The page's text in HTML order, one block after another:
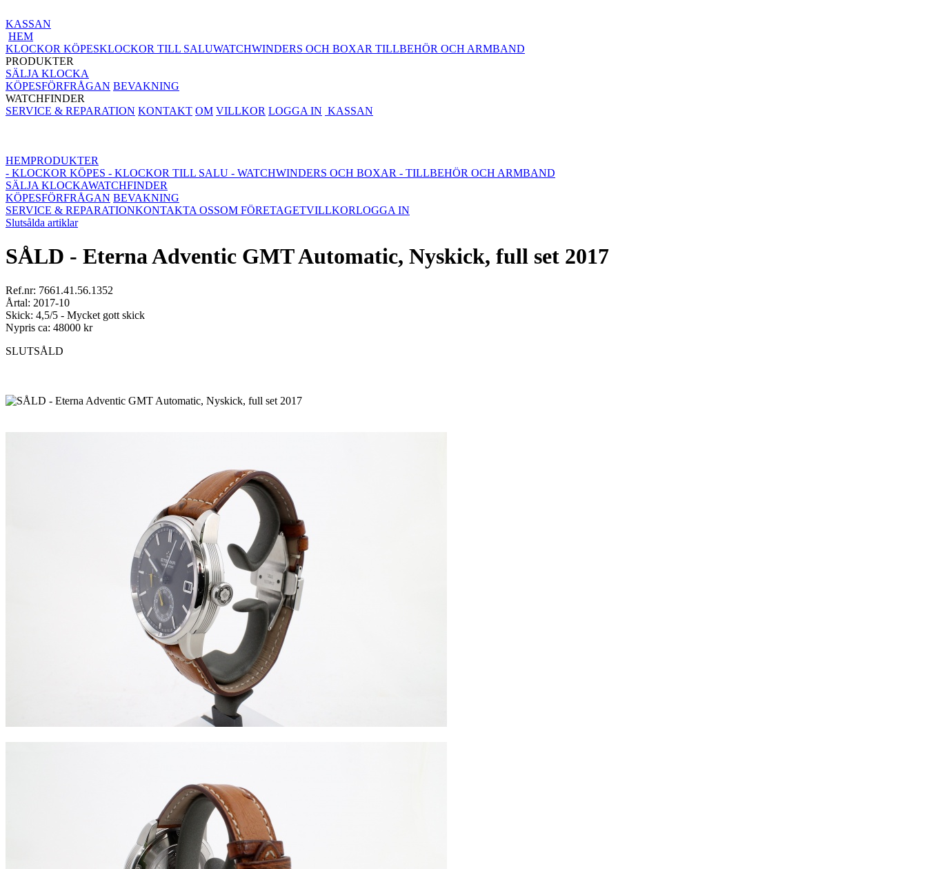
KASSAN
HEM
KLOCKOR KÖPESKLOCKOR TILL SALUWATCHWINDERS OCH BOXAR TILLBEHÖR OCH ARMBAND
PRODUKTER
SÄLJA KLOCKA
KÖPESFÖRFRÅGAN BEVAKNING
WATCHFINDER
SERVICE & REPARATION KONTAKT OM VILLKOR LOGGA IN KASSAN
HEMPRODUKTER
- KLOCKOR KÖPES - KLOCKOR TILL SALU - WATCHWINDERS OCH BOXAR - TILLBEHÖR OCH ARMBAND
SÄLJA KLOCKAWATCHFINDER
KÖPESFÖRFRÅGAN BEVAKNING
SERVICE & REPARATIONKONTAKTA OSSOM FÖRETAGETVILLKORLOGGA IN
Slutsålda artiklar
SÅLD - Eterna Adventic GMT Automatic, Nyskick, full set 2017
Ref.nr: 7661.41.56.1352
Årtal: 2017-10
Skick: 4,5/5 - Mycket gott skick
Nypris ca: 48000 kr
SLUTSÅLD